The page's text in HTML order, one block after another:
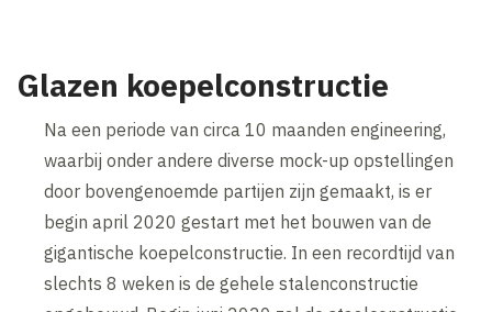
Glazen koepelconstructie
Na een periode van circa 10 maanden engineering,
waarbij onder andere diverse mock-up opstellingen
door bovengenoemde partijen zijn gemaakt, is er
begin april 2020 gestart met het bouwen van de
gigantische koepelconstructie. In een recordtijd van
slechts 8 weken is de gehele stalenconstructie